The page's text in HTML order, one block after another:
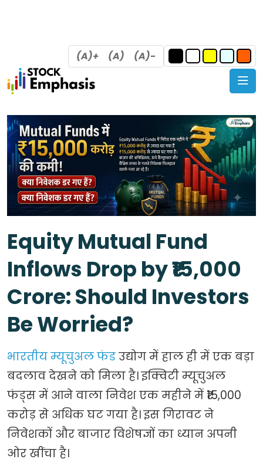
(A)+ (A) (A)-
Equity Mutual Fund
Inflows Drop by ₹15,000
Crore: Should Investors
Be Worried?
भारतीय म्यूचुअल फंडउद्योग में हाल ही में एक बड़ा
बदलाव देखने को मिला है। इक्विटी म्यूचुअल
फंड्स में आने वाला निवेश एक महीने में ₹15,000
करोड़ से अधिक घट गया है। इस गिरावट ने
निवेशकों और बाजार विशेषज्ञों का ध्यान अपनी
ओर खींचा है।